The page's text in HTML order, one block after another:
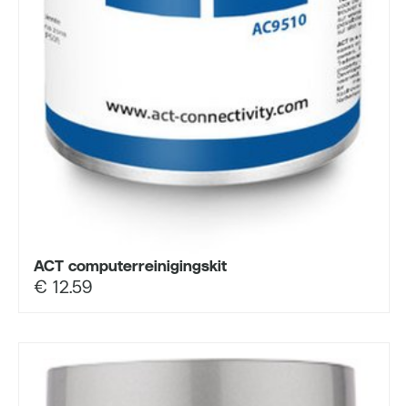
ACT computerreinigingskit
€ 12.59